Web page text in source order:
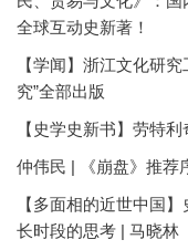
全球互动史新著！
【学闻】浙江文化研
究”全部出版
【史学史新书】劳特
仲伟民 | 《崩盘》推荐
【多面相的近世中国
长时段的思考 | 马晓林